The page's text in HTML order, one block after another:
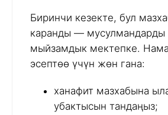
Биринчи кезекте, бул
каранды — мусулмандарды
мыйзамдык мектепке.
эсептөө үчүн жөн гана:
ханафит мазхабына
убактысын тандаңыз;